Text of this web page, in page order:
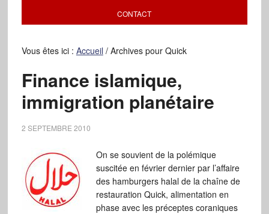
CONTACT
Vous êtes ici : Accueil /Archives pour Quick
Finance islamique,
immigration planétaire
2 SEPTEMBRE 2010
On se souvient de la polémique
suscitée en février dernier par l’affaire
des hamburgers halal de la chaîne de
restauration Quick, alimentation en
phase avec les préceptes coraniques